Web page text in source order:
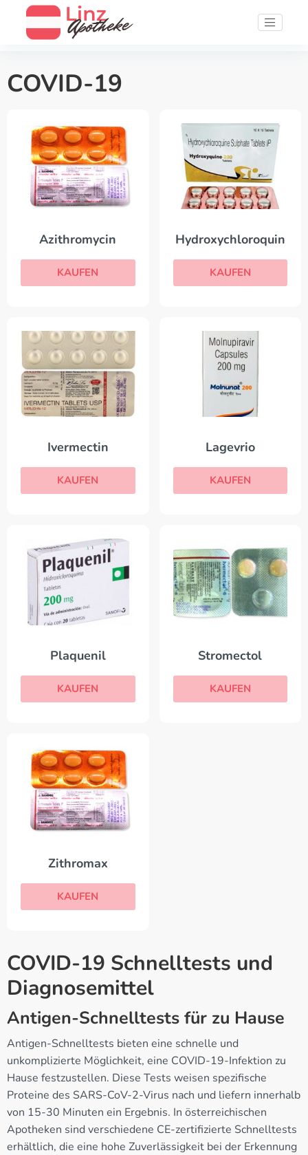
COVID-19
Azithromycin
KAUFEN
Hydroxychloroquin
KAUFEN
Ivermectin
KAUFEN
Lagevrio
KAUFEN
Plaquenil
KAUFEN
Stromectol
KAUFEN
Zithromax
KAUFEN
COVID-19 Schnelltests und
Diagnosemittel
Antigen-Schnelltests für zu Hause
Antigen-Schnelltests bieten eine schnelle und
unkomplizierte Möglichkeit, eine COVID-19-Infektion zu
Hause festzustellen. Diese Tests weisen spezifische
Proteine des SARS-CoV-2-Virus nach und liefern innerhalb
von 15-30 Minuten ein Ergebnis. In österreichischen
Apotheken sind verschiedene CE-zertifizierte Schnelltests
erhältlich, die eine hohe Zuverlässigkeit bei der Erkennung